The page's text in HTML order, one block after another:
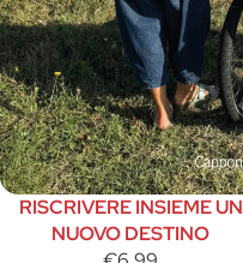
RISCRIVERE INSIEME UN
NUOVO DESTINO